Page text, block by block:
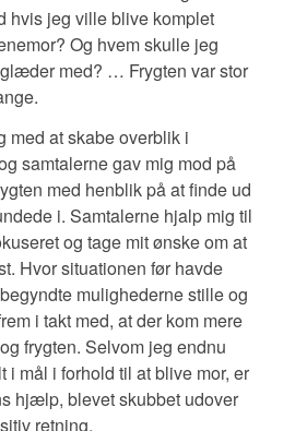
hvis jeg ville blive komplet
Og hvem skulle jeg
med? … Frygten var stor
med at skabe overblik i
samtalerne gav mig mod på
med henblik på at finde ud
i. Samtalerne hjalp mig til
og tage mit ønske om at
Hvor situationen før havde
mulighederne stille og
i takt med, at der kom mere
frygten. Selvom jeg endnu
i mål i forhold til at blive mor, er
hjælp, blevet skubbet udover
retning.